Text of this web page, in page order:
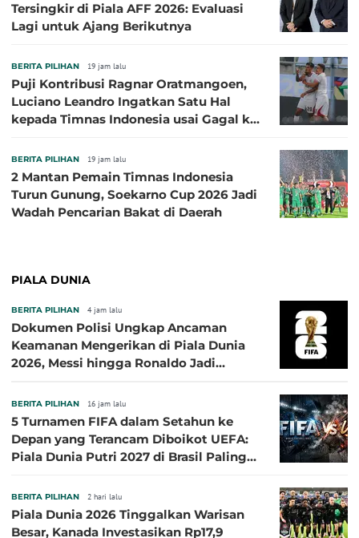
Tersingkir di Piala AFF 2026: Evaluasi
Lagi untuk Ajang Berikutnya
BERITA PILIHAN 19 jam lalu
Puji Kontribusi Ragnar Oratmangoen,
Luciano Leandro Ingatkan Satu Hal
kepada Timnas Indonesia usai Gagal ke
BERITA PILIHAN 19 jam lalu
2 Mantan Pemain Timnas Indonesia
Turun Gunung, Soekarno Cup 2026 Jadi
Wadah Pencarian Bakat di Daerah
PIALA DUNIA
BERITA PILIHAN 4 jam lalu
Dokumen Polisi Ungkap Ancaman
Keamanan Mengerikan di Piala Dunia
2026, Messi hingga Ronaldo Jadi
BERITA PILIHAN 16 jam lalu
5 Turnamen FIFA dalam Setahun ke
Depan yang Terancam Diboikot UEFA:
Piala Dunia Putri 2027 di Brasil Paling
BERITA PILIHAN 2 hari lalu
Piala Dunia 2026 Tinggalkan Warisan
Besar, Kanada Investasikan Rp17,9